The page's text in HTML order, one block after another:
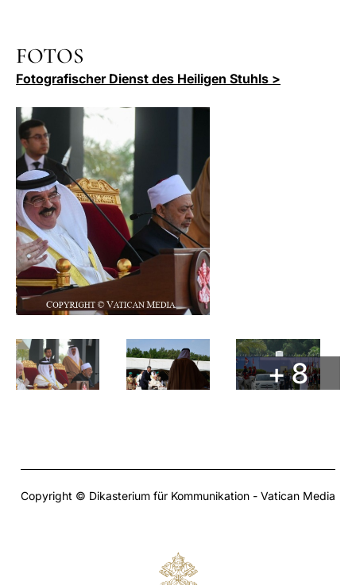
FOTOS
Fotografischer Dienst des Heiligen Stuhls >
+ 8
Copyright © Dikasterium für Kommunikation - Vatican Media